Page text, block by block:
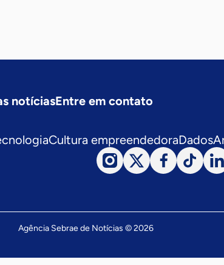
notíciasEntre em contato
Cultura empreendedoraDados
Agência Sebrae de Notícias © 2026